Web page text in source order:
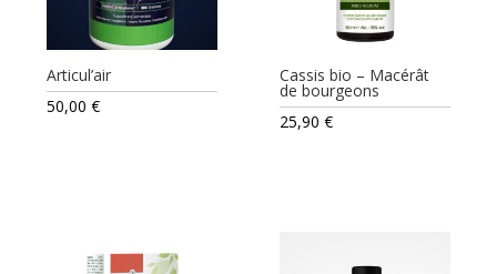
Articul’air
50,00€
Cassis bio – Macérât
de bourgeons
25,90€